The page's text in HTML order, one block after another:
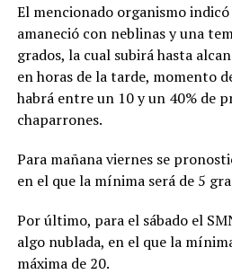
El mencionado organismo
amaneció con neblinas y una
grados, la cual subirá hasta
en horas de la tarde, momento
habrá entre un 10 y un 40% de
chaparrones.
Para mañana viernes se
en el que la mínima será de 5
Por último, para el sábado el
algo nublada, en el que la
máxima de 20.